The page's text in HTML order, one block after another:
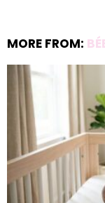
MORE FROM: